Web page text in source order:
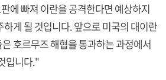
에 빠져 이란을 공격한다면 예상하지
게 될 것입니다. 앞으로 미국의 대이란
호르무즈 해협을 통과하는 과정에서
입니다."